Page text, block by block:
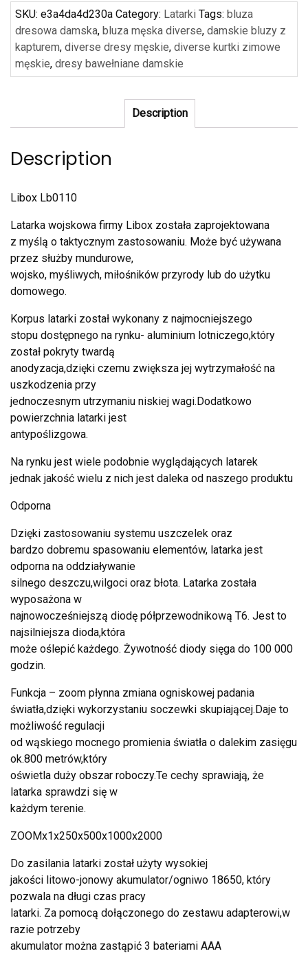
SKU: e3a4da4d230a Category: Latarki Tags: bluza
dresowa damska, bluza męska diverse, damskie bluzy z
kapturem, diverse dresy męskie, diverse kurtki zimowe
męskie, dresy bawełniane damskie
Description
Description
Libox Lb0110
Latarka wojskowa firmy Libox została zaprojektowana
z myślą o taktycznym zastosowaniu. Może być używana
przez służby mundurowe,
wojsko, myśliwych, miłośników przyrody lub do użytku
domowego.
Korpus latarki został wykonany z najmocniejszego
stopu dostępnego na rynku- aluminium lotniczego,który
został pokryty twardą
anodyzacja,dzięki czemu zwiększa jej wytrzymałość na
uszkodzenia przy
jednoczesnym utrzymaniu niskiej wagi.Dodatkowo
powierzchnia latarki jest
antypoślizgowa.
Na rynku jest wiele podobnie wyglądających latarek
jednak jakość wielu z nich jest daleka od naszego produktu
Odporna
Dzięki zastosowaniu systemu uszczelek oraz
bardzo dobremu spasowaniu elementów, latarka jest
odporna na oddziaływanie
silnego deszczu,wilgoci oraz błota. Latarka została
wyposażona w
najnowocześniejszą diodę półprzewodnikową T6. Jest to
najsilniejsza dioda,która
może oślepić każdego. Żywotność diody sięga do 100 000
godzin.
Funkcja – zoom płynna zmiana ogniskowej padania
światła,dzięki wykorzystaniu soczewki skupiającej.Daje to
możliwość regulacji
od wąskiego mocnego promienia światła o dalekim zasięgu
ok.800 metrów,który
oświetla duży obszar roboczy.Te cechy sprawiają, że
latarka sprawdzi się w
każdym terenie.
ZOOMx1x250x500x1000x2000
Do zasilania latarki został użyty wysokiej
jakości litowo-jonowy akumulator/ogniwo 18650, który
pozwala na długi czas pracy
latarki. Za pomocą dołączonego do zestawu adapterowi,w
razie potrzeby
akumulator można zastąpić 3 bateriami AAA